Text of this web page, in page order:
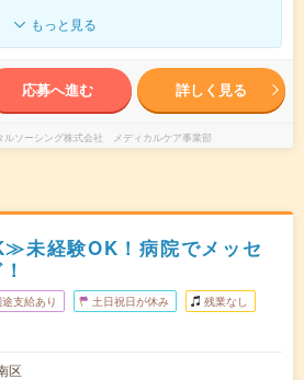
もっと見る
応募へ進む 詳しく見る
ルソーシング株式会社 メディカルケア事業部
未経験OK！病院でメッセ
支給あり 土日祝日が休み 残業なし
区